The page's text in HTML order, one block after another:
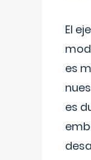
El
es
es